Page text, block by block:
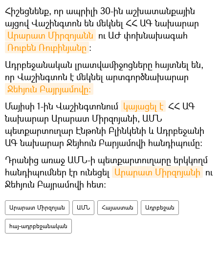
Հիշեցնենք, որ ապրիլի 30-ին աշխատանքային
այցով Վաշինգտոն են մեկնել ՀՀ ԱԳ նախարար
Արարատ Միրզոյանն ու ԱԺ փոխնախագահ
Ռուբեն Ռուբինյանը ։
Ադրբեջանական լրատվամիջոցները հայտնել են,
որ Վաշինգտոն է մեկնել արտգործնախարար
Ջեհյուն Բայրյամովը։
Մայիսի 1-ին Վաշինգտոնում կայացել է ՀՀ ԱԳ
նախարար Արարատ Միրզոյանի, ԱՄՆ
պետքարտուղար Էնթոնի Բլինկենի և Ադրբեջանի
ԱԳ նախարար Ջեյհուն Բարյամովի հանդիպումը։
Դրանից առաջ ԱՄՆ-ի պետքարտուղարը երկկողմ
հանդիպումներ էր ունեցել Արարատ Միրզոյանի ու
Ջեհյուն Բայրամովի հետ։
Արարատ Միրզոյան ԱՄՆ Հայաստան Ադրբեջան
հայ-ադրբեջանական